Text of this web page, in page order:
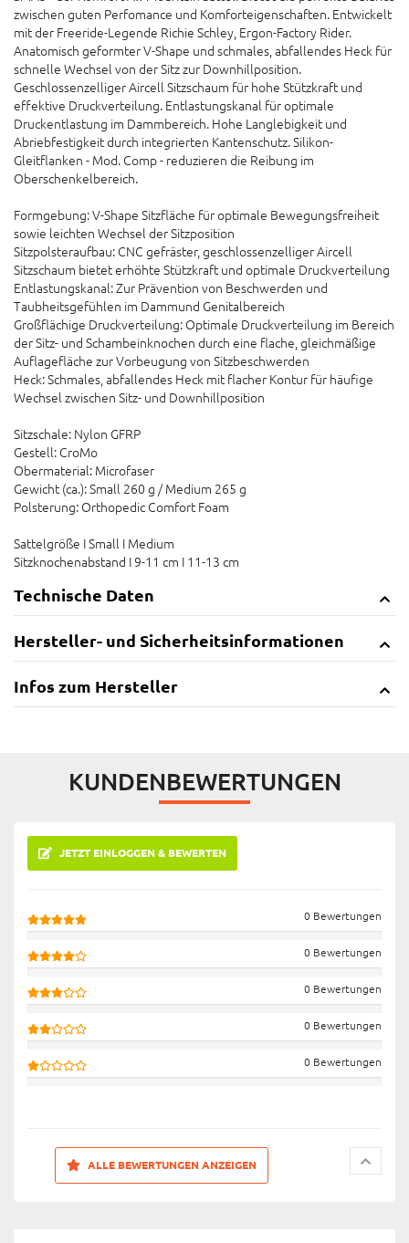
zwischen guten Perfomance und Komforteigenschaften. Entwickelt
mit der Freeride-Legende Richie Schley, Ergon-Factory Rider.
Anatomisch geformter V-Shape und schmales, abfallendes Heck für
schnelle Wechsel von der Sitz zur Downhillposition.
Geschlossenzelliger Aircell Sitzschaum für hohe Stützkraft und
effektive Druckverteilung. Entlastungskanal für optimale
Druckentlastung im Dammbereich. Hohe Langlebigkeit und
Abriebfestigkeit durch integrierten Kantenschutz. Silikon-
Gleitflanken - Mod. Comp - reduzieren die Reibung im
Oberschenkelbereich.
Formgebung: V-Shape Sitzfläche für optimale Bewegungsfreiheit
sowie leichten Wechsel der Sitzposition
Sitzpolsteraufbau: CNC gefräster, geschlossenzelliger Aircell
Sitzschaum bietet erhöhte Stützkraft und optimale Druckverteilung
Entlastungskanal: Zur Prävention von Beschwerden und
Taubheitsgefühlen im Dammund Genitalbereich
Großflächige Druckverteilung: Optimale Druckverteilung im Bereich
der Sitz- und Schambeinknochen durch eine flache, gleichmäßige
Auflagefläche zur Vorbeugung von Sitzbeschwerden
Heck: Schmales, abfallendes Heck mit flacher Kontur für häufige
Wechsel zwischen Sitz- und Downhillposition
Sitzschale: Nylon GFRP
Gestell: CroMo
Obermaterial: Microfaser
Gewicht (ca.): Small 260 g / Medium 265 g
Polsterung: Orthopedic Comfort Foam
Sattelgröße I Small I Medium
Sitzknochenabstand I 9-11 cm I 11-13 cm
Technische Daten
Hersteller- und Sicherheitsinformationen
Infos zum Hersteller
KUNDENBEWERTUNGEN
JETZT EINLOGGEN & BEWERTEN
0 Bewertungen
0 Bewertungen
0 Bewertungen
0 Bewertungen
0 Bewertungen
ALLE BEWERTUNGEN ANZEIGEN